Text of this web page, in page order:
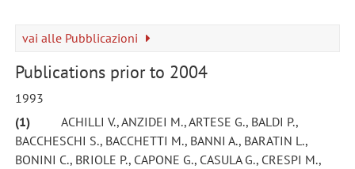
vai alle Pubblicazioni
Publications prior to 2004
1993
(1)
ACHILLI V., ANZIDEI M., ARTESE G., BALDI P.,
BACCHESCHI S., BACCHETTI M., BANNI A., BARATIN L.,
BONINI C., BRIOLE P., CAPONE G., CASULA G., CRESPI M.,